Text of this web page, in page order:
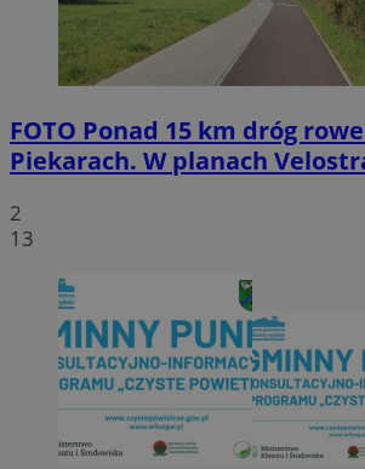
FOTO Ponad 15 km dróg
Piekarach. W planach
2
13